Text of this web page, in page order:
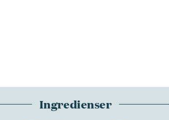
Ingredienser